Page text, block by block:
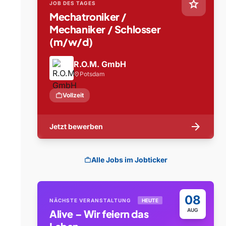
star
JOB DES TAGES
Mechatroniker /
Mechaniker / Schlosser
(m/w/d)
R.O.M. GmbH
location_on Potsdam
workVollzeit
Jetzt bewerben arrow_forward
workAlle Jobs im Jobticker
08
AUG
NÄCHSTE VERANSTALTUNG HEUTE
Alive – Wir feiern das